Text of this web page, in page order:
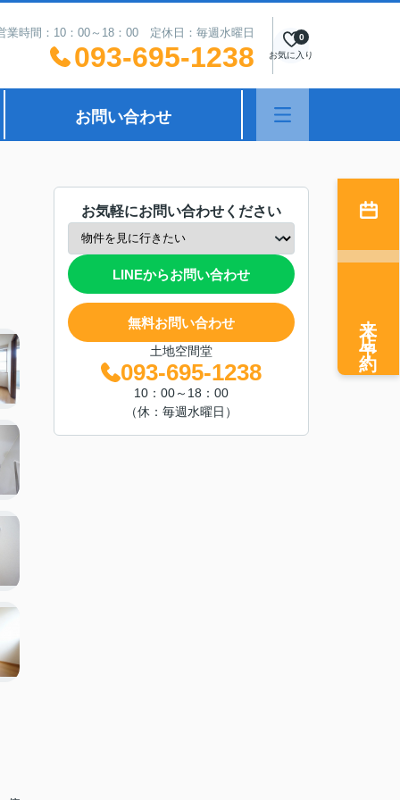
業時間：10：00～18：00 定休日：毎週水曜日
093-695-1238 お気に入り
0
お問い合わせ
お気軽にお問い合わせください
LINEからお問い合わせ
無料お問い合わせ
土地空間堂
093-695-1238
10：00～18：00
（休：毎週水曜日）
来店予約